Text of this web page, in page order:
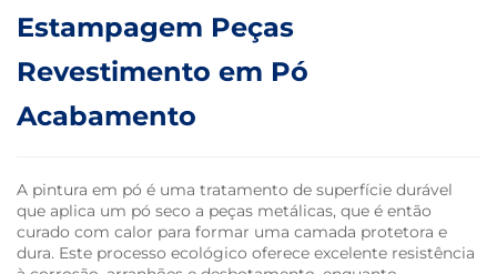
Estampagem Peças
Revestimento em Pó
Acabamento
A pintura em pó é uma tratamento de superfície durável
que aplica um pó seco a peças metálicas, que é então
curado com calor para formar uma camada protetora e
dura. Este processo ecológico oferece excelente resistência